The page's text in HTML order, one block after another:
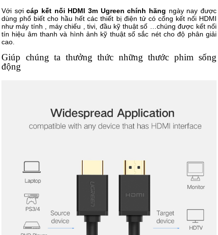
Với sợicáp kết nối HDMI 3m Ugreen chính hãng ngày nay được
dùng phổ biết cho hầu hết các thiết bị điện tử có cổng kết nối HDMI
như máy tính , máy chiếu , tivi, đầu kỹ thuật số …chúng được kết nối
tín hiệu âm thanh và hình ảnh kỹ thuật số sắc nét cho độ phân giải
cao.
Giúp chúng ta thưởng thức những thước phim sống
động